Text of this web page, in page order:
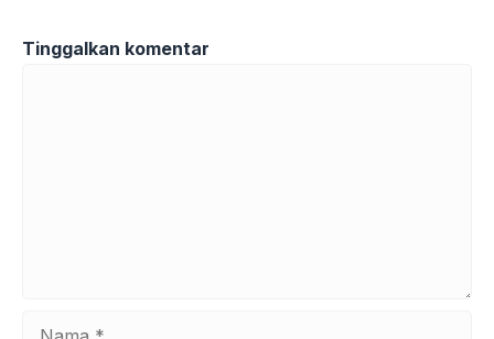
Tinggalkan komentar